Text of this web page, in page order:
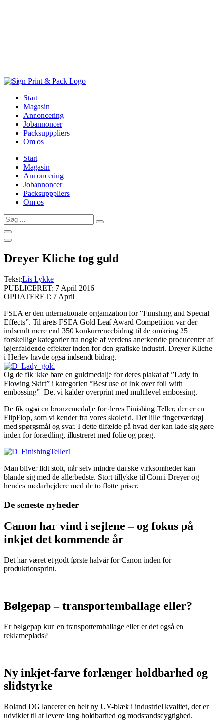
Start
Magasin
Annoncering
Jobannoncer
Packsupppliers
Om os
Start
Magasin
Annoncering
Jobannoncer
Packsupppliers
Om os
Søg
…
Dreyer Kliche tog guld
Tekst:Lis Lykke
PUBLICERET: 7 April 2016
OPDATERET: 7 April
FSEA er den internationale organization for “Finishing and Special
Effects”. Til årets FSEA Gold Leaf Award Competition var der
indsendt mere end 350 konkurrencebidrag til de omkring 25
forskellige kategorier fra nogle af verdens anerkendte producenter af
iøjenfaldende effekter inden for den grafiske industri. Dreyer Kliche
i Herlev havde også indsendt bidrag.
Og de fik ikke bare en guldmedalje for deres plakat af ”Lady in
Flowing Skirt” i kategorien ”Best use of Ink over foil with
embossing” Det vi kalder overprint med multilevel embossing.
De fik også en bronzemedalje for deres Finishing Teller, der er en
FlipFlop, som vi kender fra vores skoletid. Det lille fingerværktøj
med spørgsmål og svar. I dette tilfælde på hvad der kan lade sig gøre
inden for forædling, illustreret med folie og præg.
Man bliver lidt stolt, når selv mindre danske virksomheder kan
blande sig med de allerbedste. Stort tillykke til Conni Dreyer og
hendes medarbejdere med de to flotte priser.
De seneste nyheder
Canon har vind i sejlene – og fokus på
inkjet det kommende år
Det har været et godt første halvår for Canon inden for
produktionsprint.
Bølgepap – transportemballage eller?
Er bølgepap kun en transportemballage eller er det også en
reklameplads?
Ny inkjet-farve forlænger holdbarhed og
slidstyrke
Roland DG lancerer en helt ny UV-blæk i industriel kvalitet, der er
udviklet til at levere lang holdbarhed og modstandsdygtighed.